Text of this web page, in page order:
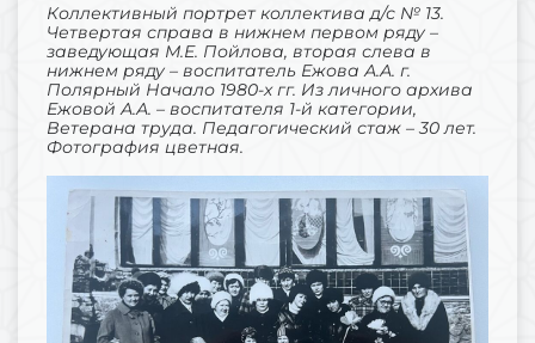
Коллективный портрет коллектива д/с № 13.
Четвертая справа в нижнем первом ряду –
заведующая М.Е. Пойлова, вторая слева в
нижнем ряду – воспитатель Ежова А.А. г.
Полярный Начало 1980-х гг. Из личного архива
Ежовой А.А. – воспитателя 1-й категории,
Ветерана труда. Педагогический стаж – 30 лет.
Фотография цветная.